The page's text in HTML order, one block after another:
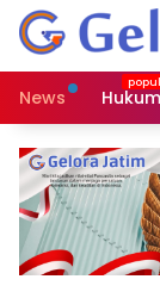
Langsung
konten
News
Hukum